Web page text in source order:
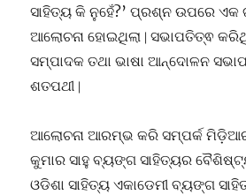
ସାହିତ୍ୟ କି ନୁହେଁ?’ ପ୍ରଶ୍ନ ଉପରେ ଏକ
ଆଲୋଚନା ହୋଇଥିଲା ∣ ସଭାପତିତ୍ଵ
ସମ୍ପାଦକ ତଥା ଭାଷା ଆନ୍ଦୋଳନ
ଶତପଥୀ ∣
ଆଲୋଚନା ଆରମ୍ଭ କରି ସମ୍ପର୍କ
କୁମାର ସାହୁ ବ୍ୟଙ୍ଗ ସାହିତ୍ୟର
ଓଡିଶା ସାହିତ୍ୟ ଏକାଡେମୀ ବ୍ୟଙ୍ଗ